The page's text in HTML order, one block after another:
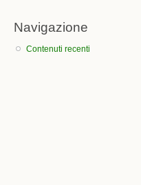
Navigazione
Contenuti recenti